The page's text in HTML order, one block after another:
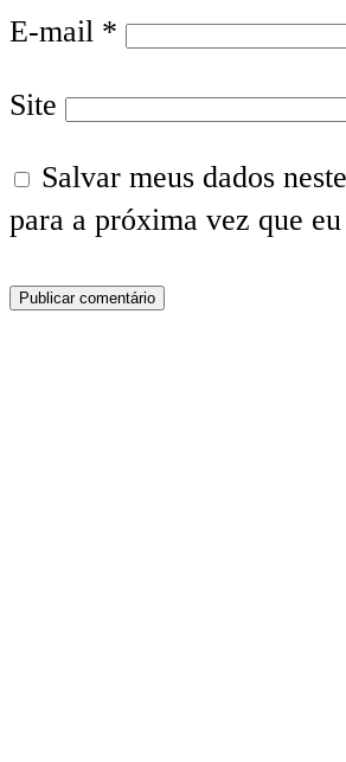
E-mail *
Site
Salvar meus dados
para a próxima vez que